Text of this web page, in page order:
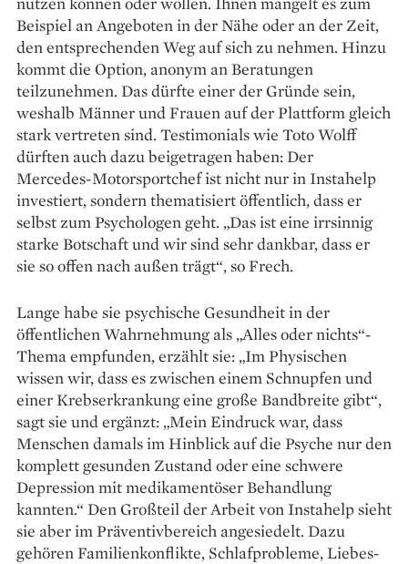
Beispiel an Angeboten in der Nähe oder an der Zeit,
den entsprechenden Weg auf sich zu nehmen. Hinzu
kommt die Option, anonym an Beratungen
teilzunehmen. Das dürfte einer der Gründe sein,
weshalb Männer und Frauen auf der Plattform gleich
stark vertreten sind. Testimonials wie Toto Wolff
dürften auch dazu beigetragen haben: Der
Mercedes-Motorsportchef ist nicht nur in Instahelp
investiert, sondern thema­tisiert öffentlich, dass er
selbst zum Psychologen geht. „Das ist eine irrsinnig
starke Botschaft und wir sind sehr dankbar, dass er
sie so offen nach außen trägt“, so Frech.
Lange habe sie psychische Gesundheit in der
öffentlichen Wahrnehmung als „Alles oder nichts“-
Thema empfunden, erzählt sie: „Im Physischen
wissen wir, dass es zwischen einem Schnupfen und
einer Krebserkrankung eine große Bandbreite gibt“,
sagt sie und ergänzt: „Mein Eindruck war, dass
Menschen damals im Hinblick auf die Psyche nur den
komplett gesunden Zustand oder eine schwere
Depression mit medikamentöser Behandlung
kannten.“ Den Großteil der Arbeit von Instahelp sieht
sie aber im Präventivbereich angesiedelt. Dazu
gehören Familienkonflikte, Schlafprobleme, Liebes­